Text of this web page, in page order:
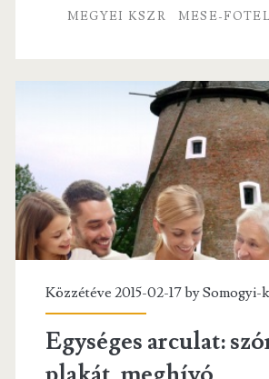
k
MEGYEI KSZR
MESE-FOTEL
Közzétéve 2015-02-17 bySomogyi-
Egységes arculat: